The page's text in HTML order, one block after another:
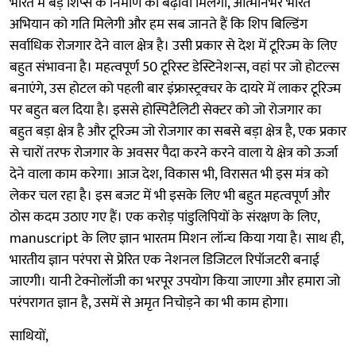
अभियान को गति मिलेगी और हम सब जानते हैं कि शिप बिल्डिंग
सर्वाधिक रोजगार देने वाल क्षेत्र है। उसी प्रकार से देश में टूरिज्म के लिए
बहुत संभावना है। महत्वपूर्ण 50 टूरिस्ट डेस्टिनेशन्स, वहां पर जो होटल्स
बनाएंगे, उस होटल को पहली बार इंफ्रास्ट्रक्चर के दायरे में लाकर टूरिज्म
पर बहुत बल दिया है। इससे होस्पिटैलिटी सेक्टर को जो रोजगार का
बहुत बड़ा क्षेत्र है और टूरिज्म जो रोजगार का सबसे बड़ा क्षेत्र है, एक प्रकार
से चारों तरफ रोजगार के अवसर पैदा करने करने वाला ये क्षेत्र को ऊर्जा
देने वाला काम करेगा। आज देश, विकास भी, विरासत भी इस मंत्र को
लेकर चल रहा है। इस बजट में भी इसके लिए भी बहुत महत्वपूर्ण और
ठोस कदम उठाए गए हैं। एक करोड़ पांडुलिपियों के संरक्षण के लिए,
manuscript के लिए ज्ञान भारतम मिशन लॉन्च किया गया है। साथ ही,
भारतीय ज्ञान परंपरा से प्रेरित एक नेशनल डिजिटल रिपॉजटरी बनाई
जाएगी। यानी टेक्नोलॉजी का भरपूर उपयोग किया जाएगा और हमारा जो
परंपरागत ज्ञान है, उसमें से अमृत निचोड़ने का भी काम होगा।
साथियों,